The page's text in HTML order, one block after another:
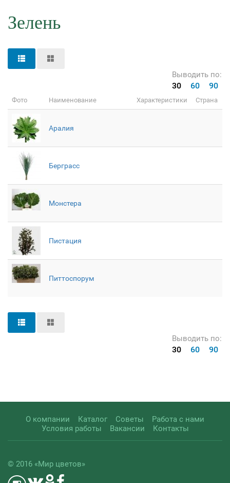
Зелень
Выводить по:
30 60 90
Фото Наименование Характеристики Страна
Аралия
Берграсс
Монстера
Пистация
Питтоспорум
Выводить по:
30 60 90
О компании Каталог Советы
Работа с нами
Условия работы
Вакансии Контакты
© 2016 «Мир цветов»